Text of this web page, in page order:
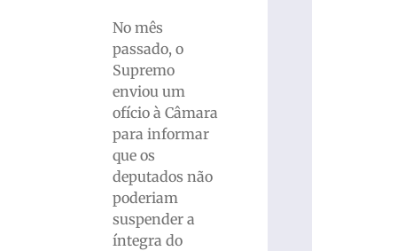
No mês
passado, o
Supremo
enviou um
ofício à Câmara
para informar
que os
deputados não
poderiam
suspender a
íntegra do